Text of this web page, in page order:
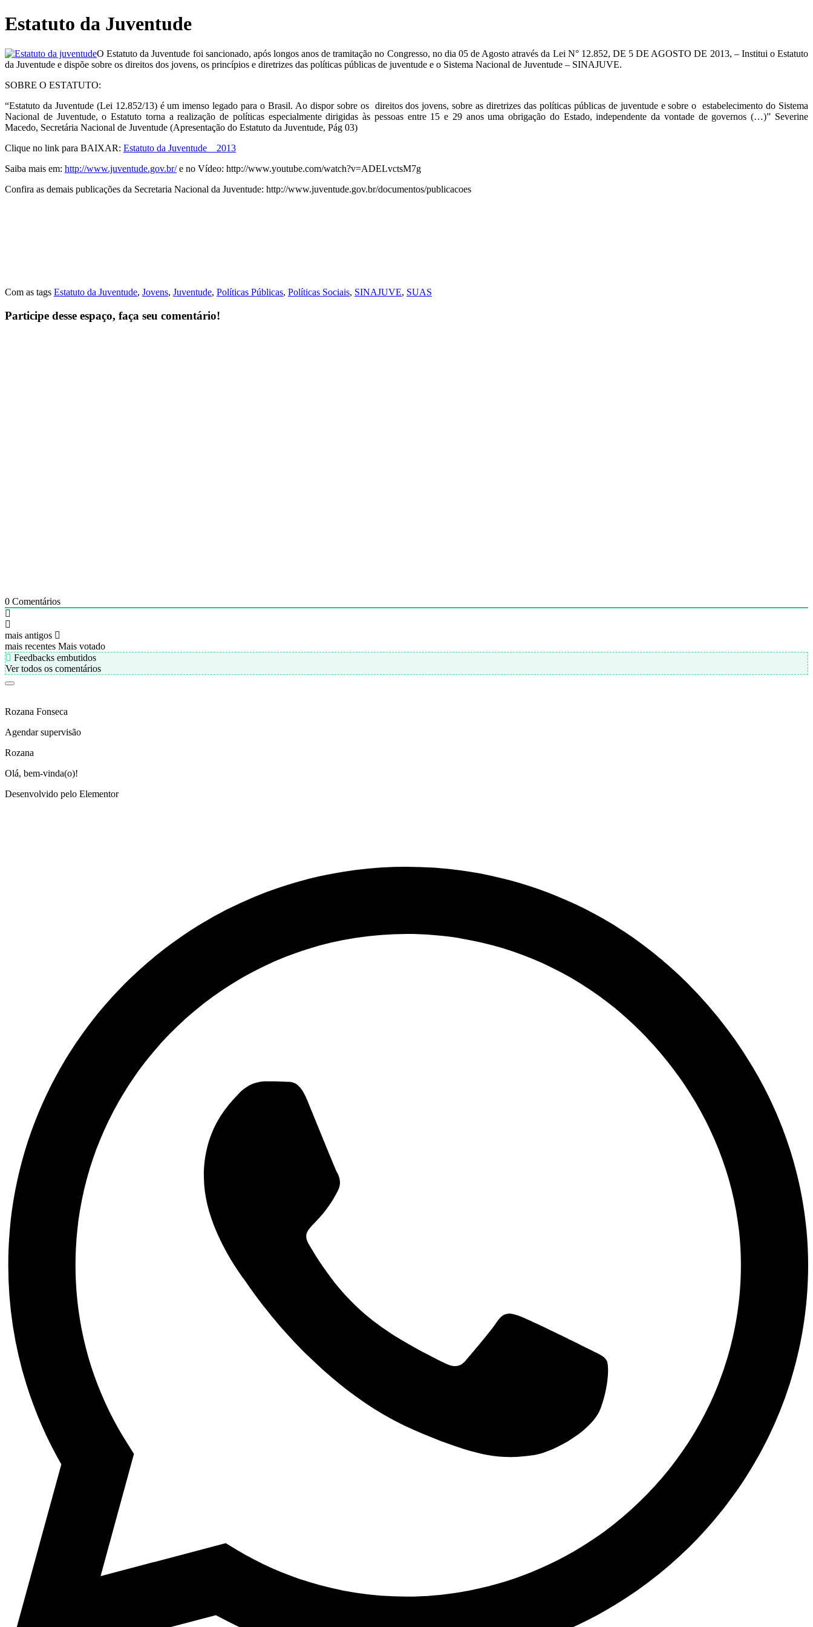
Ir
para
conteúdo
Estatuto da Juventude
O Estatuto da Juventude foi sancionado, após longos anos de tramitação no Congresso, no dia 05 de Agosto através da Lei N° 12.852, DE 5 DE AGOSTO DE 2013, – Institui o Estatuto
da Juventude e dispõe sobre os direitos dos jovens, os princípios e diretrizes das políticas públicas de juventude e o Sistema Nacional de Juventude – SINAJUVE.
SOBRE O ESTATUTO:
“Estatuto da Juventude (Lei 12.852/13) é um imenso legado para o Brasil. Ao dispor sobre os direitos dos jovens, sobre as diretrizes das políticas públicas de juventude e sobre o estabelecimento do Sistema
Nacional de Juventude, o Estatuto torna a realização de políticas especialmente dirigidas às pessoas entre 15 e 29 anos uma obrigação do Estado, independente da vontade de governos (…)” Severine
Macedo, Secretária Nacional de Juventude (Apresentação do Estatuto da Juventude, Pág 03)
Clique no link para BAIXAR: Estatuto da Juventude _ 2013
Saiba mais em: http://www.juventude.gov.br/e no Vídeo: http://www.youtube.com/watch?v=ADELvctsM7g
Confira as demais publicações da Secretaria Nacional da Juventude: http://www.juventude.gov.br/documentos/publicacoes
Com as tags Estatuto da Juventude, Jovens, Juventude, Políticas Públicas, Políticas Sociais, SINAJUVE, SUAS
Participe desse espaço, faça seu comentário!
0 Comentários
mais antigos
mais recentes Mais votado
Feedbacks embutidos
Ver todos os comentários
Rozana Fonseca
Agendar supervisão
Rozana
Olá, bem-vinda(o)!
Desenvolvido pelo Elementor